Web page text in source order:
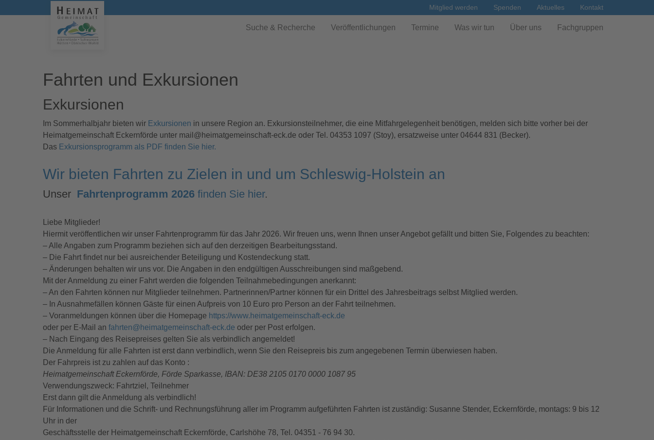
Mitglied werden Spenden Aktuelles Kontakt
Suche & Recherche Veröffentlichungen Termine Was wir tun Über uns Fachgruppen
Fahrten und Exkursionen
Exkursionen
Im Sommerhalbjahr bieten wir Exkursionen in unsere Region an. Exkursionsteilnehmer, die eine Mitfahrgelegenheit benötigen, melden sich bitte vorher bei der
Heimatgemeinschaft Eckernförde unter mail@heimatgemeinschaft-eck.de oder Tel. 04353 1097 (Stoy), ersatzweise unter 04644 831 (Becker).
Das Exkursionsprogramm als PDF finden Sie hier.
Wir bieten Fahrten zu Zielen in und um Schleswig-Holstein an
Unser Fahrtenprogramm 2026 finden Sie hier.
Liebe Mitglieder!
Hiermit veröffentlichen wir unser Fahrtenprogramm für das Jahr 2026. Wir freuen uns, wenn Ihnen unser Angebot gefällt und bitten Sie, Folgendes zu beachten:
– Alle Angaben zum Programm beziehen sich auf den derzeitigen Bearbeitungsstand.
– Die Fahrt findet nur bei ausreichender Beteiligung und Kostendeckung statt.
– Änderungen behalten wir uns vor. Die Angaben in den endgültigen Ausschreibungen sind maßgebend.
Mit der Anmeldung zu einer Fahrt werden die folgenden Teilnahmebedingungen anerkannt:
– An den Fahrten können nur Mitglieder teilnehmen. Partnerinnen/Partner können für ein Drittel des Jahresbeitrags selbst Mitglied werden.
– In Ausnahmefällen können Gäste für einen Aufpreis von 10 Euro pro Person an der Fahrt teilnehmen.
– Voranmeldungen können über die Homepage https://www.heimatgemeinschaft-eck.de
oder per E-Mail an fahrten@heimatgemeinschaft-eck.de oder per Post erfolgen.
– Nach Eingang des Reisepreises gelten Sie als verbindlich angemeldet!
Die Anmeldung für alle Fahrten ist erst dann verbindlich, wenn Sie den Reisepreis bis zum angegebenen Termin überwiesen haben.
Der Fahrpreis ist zu zahlen auf das Konto :
Heimatgemeinschaft Eckernförde, Förde Sparkasse, IBAN: DE38 2105 0170 0000 1087 95
Verwendungszweck: Fahrtziel, Teilnehmer
Erst dann gilt die Anmeldung als verbindlich!
Für Informationen und die Schrift- und Rechnungsführung aller im Programm aufgeführten Fahrten ist zuständig: Susanne Stender, Eckernförde, montags: 9 bis 12
Uhr in der
Geschäftsstelle der Heimatgemeinschaft Eckernförde, Carlshöhe 78, Tel. 04351 - 76 94 30.